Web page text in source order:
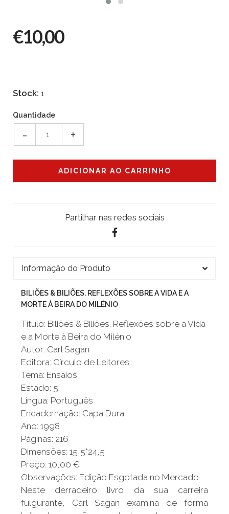
€10,00
Stock: 1
Quantidade
- +
Partilhar nas redes sociais
Informação do Produto
BILIÕES & BILIÕES. REFLEXÕES SOBRE A VIDA E A
MORTE À BEIRA DO MILÉNIO
Título: Biliões & Biliões. Reflexões sobre a Vida
e a Morte à Beira do Milénio
Autor: Carl Sagan
Editora: Círculo de Leitores
Tema: Ensaios
Estado: 5
Língua: Português
Encadernação: Capa Dura
Ano: 1998
Páginas: 216
Dimensões: 15,5*24,5
Preço: 10,00 €
Observações: Edição Esgotada no Mercado
Neste derradeiro livro da sua carreira
fulgurante, Carl Sagan examina de forma